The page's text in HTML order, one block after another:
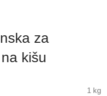
za
kišu
1 kg